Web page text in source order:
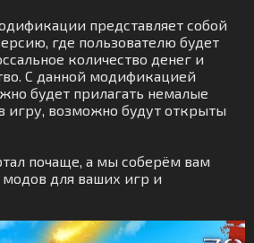
представляет собой
где пользователю будет
количество денег и
С данной модификацией
будет прилагать немалые
игру, возможно будут открыты
почаще, а мы соберём вам
для ваших игр и